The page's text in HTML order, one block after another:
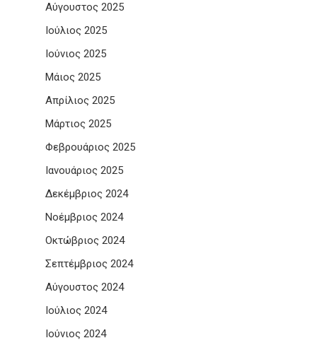
Αύγουστος 2025
Ιούλιος 2025
Ιούνιος 2025
Μάιος 2025
Απρίλιος 2025
Μάρτιος 2025
Φεβρουάριος 2025
Ιανουάριος 2025
Δεκέμβριος 2024
Νοέμβριος 2024
Οκτώβριος 2024
Σεπτέμβριος 2024
Αύγουστος 2024
Ιούλιος 2024
Ιούνιος 2024